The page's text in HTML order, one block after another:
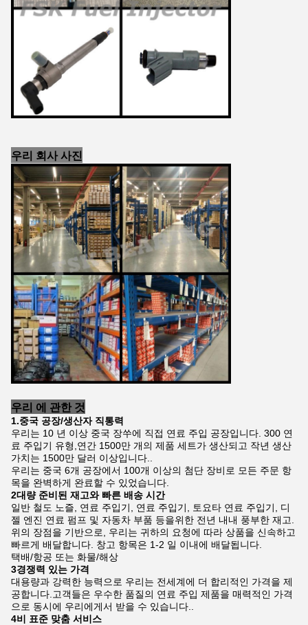
우리 회사 사진
우리 에 관한 것
1.중국 공장/생산자 직통력
우리는 10 년 이상 중국 장쑤에 직접 연료 주입 공장입니다. 300 연
료 주입기 유형,연간 1500만 개의 제품 세트가 생산되고 작년 생산
가치는 1500만 달러 이상입니다..
우리는 중국 6개 공장에서 100개 이상의 첨단 장비로 모든 주문 항
목을 완벽하게 완료할 수 있었습니다.
2대량 준비된 재고와 빠른 배송 시간
일반 철도 노즐, 연료 주입기, 연료 주입기, 토요타 연료 주입기, 디
젤 엔진 연료 펌프 및 자동차 부품 등을위한 전년 내내 풍부한 재고.
위의 장점을 기반으로, 우리는 귀하의 요청에 따라 상품을 신속하고
빠르게 배달합니다. 창고 항목은 1-2 일 이내에 배달됩니다.
택배/항공 또는 화물/해상
3경쟁력 있는 가격
대용량과 강력한 능력으로 우리는 전세계에 더 합리적인 가격을 제
공합니다.고객들은 우수한 품질의 연료 주입 제품을 매력적인 가격
으로 동시에 우리에게서 받을 수 있습니다..
4비 표준 맞춤 서비스